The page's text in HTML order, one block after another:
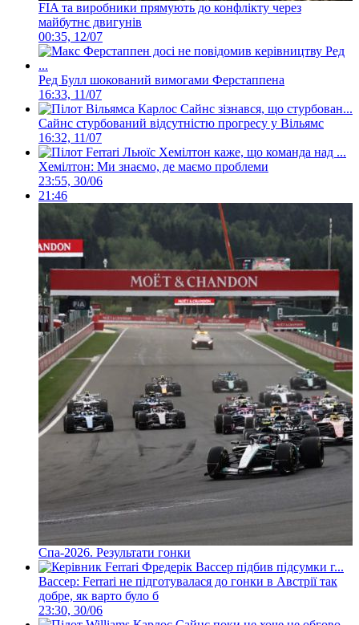
FIA та виробники прямують до конфлікту через
майбутнє двигунів
00:35, 12/07
Ред Булл шокований вимогами Ферстаппена
16:33, 11/07
Сайнс стурбований відсутністю прогресу у Вільямс
16:32, 11/07
Хемілтон: Ми знаємо, де маємо проблеми
23:55, 30/06
21:46
Спа-2026. Результати гонки
Вассер: Ferrari не підготувалася до гонки в Австрії так
добре, як варто було б
23:30, 30/06